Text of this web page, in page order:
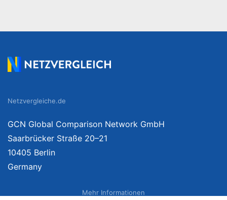
Netzvergleiche.de
GCN Global Comparison Network GmbH
Saarbrücker Straße 20–21
10405 Berlin
Germany
Mehr Informationen